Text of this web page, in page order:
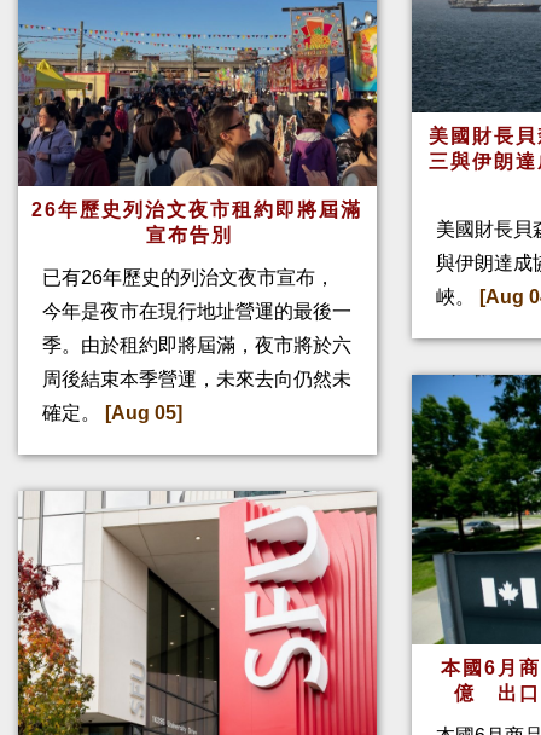
26年歷史列治文夜市租約即將屆滿
宣布告別
已有26年歷史的列治文夜市宣布，
今年是夜市在現行地址營運的最後一
季。由於租約即將屆滿，夜市將於六
周後結束本季營運，未來去向仍然未
確定。
[Aug 05]
美國財長
三與伊朗
美國財長貝
與伊朗達成
峽。
[Aug
本國6月
億 出口